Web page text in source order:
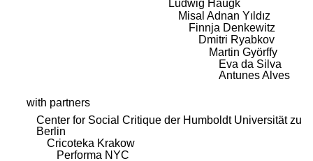
Ludwig Haugk
Misal Adnan Yıldız
Finnja Denkewitz
Dmitri Ryabkov
Martin Györffy
Eva da Silva
Antunes Alves
with partners
Center for Social Critique der Humboldt Universität zu
Berlin
Cricoteka Krakow
Performa NYC